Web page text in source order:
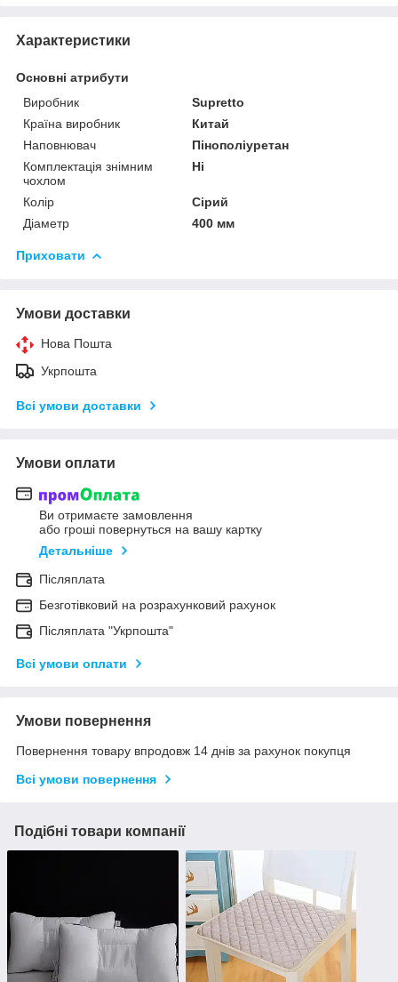
Характеристики
Основні атрибути
Виробник
Supretto
Країна виробник
Китай
Наповнювач
Пінополіуретан
Комплектація знімним
чохлом
Ні
Колір
Сірий
Діаметр
400 мм
Приховати
Умови доставки
Нова Пошта
Укрпошта
Всі умови доставки
Умови оплати
Ви отримаєте замовлення
або гроші повернуться на вашу картку
Детальніше
Післяплата
Безготівковий на розрахунковий рахунок
Післяплата "Укрпошта"
Всі умови оплати
Умови повернення
Повернення товару впродовж 14 днів за рахунок покупця
Всі умови повернення
Подібні товари компанії